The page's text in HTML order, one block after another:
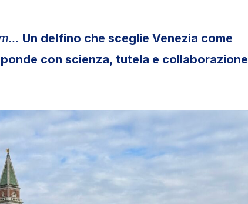
Un delfino che sceglie Venezia come
con scienza, tutela e collaborazione